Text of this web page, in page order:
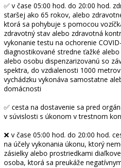
✅ v čase 05:00 hod. do 20:00 hod.
staršej ako 65 rokov, alebo
ktorá sa pohybuje s pomocou
zdravotný stav alebo zdravotná
vykonanie testu na ochorenie
diagnostikované stredne ťažké
alebo osobu dispenzarizovanú so
spektra, do vzdialenosti 1000
vychádzku vykonáva samostatne
domácnosti
✅ cesta na dostavenie sa pred
v súvislosti s úkonom v trestnom
❌ v čase 05:00 hod. do 20:00 hod.
na účely vykonania úkonu, ktorý
zásielky alebo prostriedkami
osoba, ktorá sa preukáže